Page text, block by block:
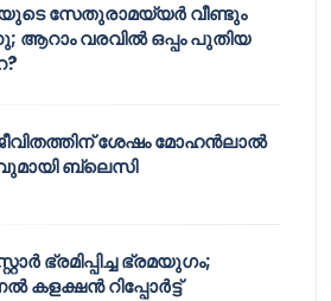
സേതുരാമയ്യർ വീണ്ടും
ആറാം വരവിൽ ഒപ്പം പുതിയ
ശേഷം മോഹൻലാൽ
ബ്ലെസി
ഭ്രമിപ്പിച്ച ഭ്രമയുഗം;
കളക്ഷൻ റിപ്പോർട്ട്